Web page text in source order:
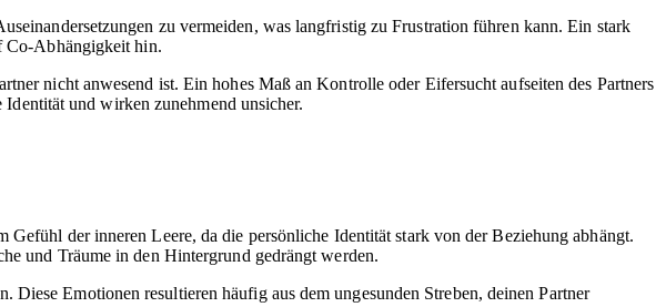
zu vermeiden, was langfristig zu Frustration führen kann. Ein stark
Co-Abhängigkeit hin.
nicht anwesend ist. Ein hohes Maß an Kontrolle oder Eifersucht aufseiten des Partners
und wirken zunehmend unsicher.
der inneren Leere, da die persönliche Identität stark von der Beziehung abhängt.
und Träume in den Hintergrund gedrängt werden.
Emotionen resultieren häufig aus dem ungesunden Streben, deinen Partner